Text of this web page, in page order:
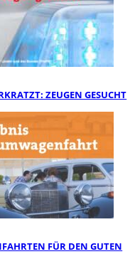
ZEUGEN GESUCHT
FÜR DEN GUTEN